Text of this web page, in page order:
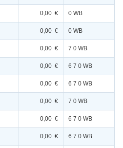
0,00 € 0 WB
0,00 € 0 WB
0,00 € 7 0 WB
0,00 € 6 7 0 WB
0,00 € 6 7 0 WB
0,00 € 7 0 WB
0,00 € 6 7 0 WB
0,00 € 6 7 0 WB